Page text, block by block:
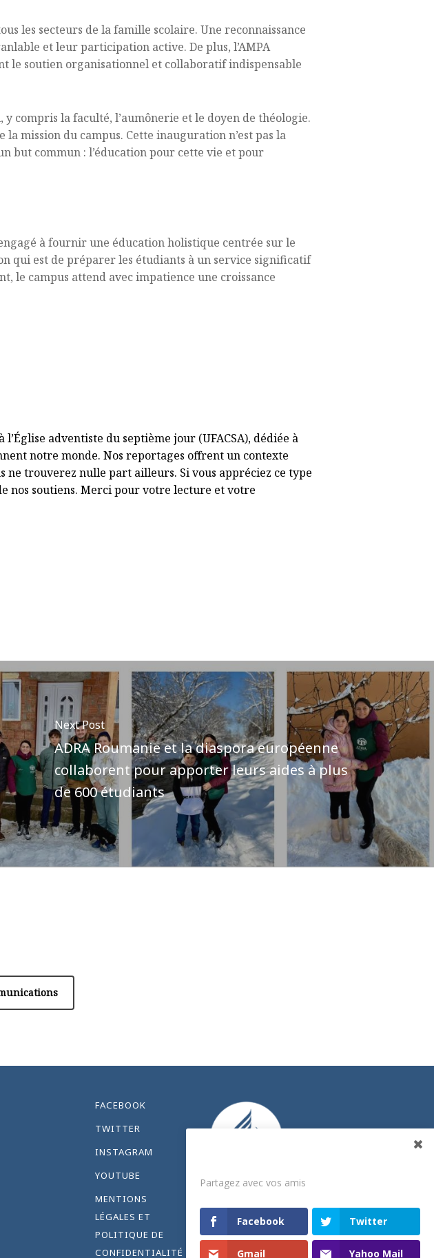
les secteurs de la famille scolaire. Une reconnaissance
et leur participation active. De plus, l’AMPA
le soutien organisationnel et collaboratif indispensable
compris la faculté, l’aumônerie et le doyen de théologie.
mission du campus. Cette inauguration n’est pas la
but commun : l’éducation pour cette vie et pour
à fournir une éducation holistique centrée sur le
qui est de préparer les étudiants à un service significatif
le campus attend avec impatience une croissance
adventiste du septième jour (UFACSA), dédiée à
notre monde. Nos reportages offrent un contexte
ne trouverez nulle part ailleurs. Si vous appréciez ce type
nos soutiens. Merci pour votre lecture et votre
Next Post
ADRA Roumanie et la diaspora européenne
collaborent pour apporter leurs aides à plus
de 600 étudiants
FACEBOOK
TWITTER
INSTAGRAM
YOUTUBE
MENTIONS
LÉGALES ET
POLITIQUE DE
CONFIDENTIALITÉ
Partagez avec vos amis
Facebook Twitter
Gmail Yahoo Mail